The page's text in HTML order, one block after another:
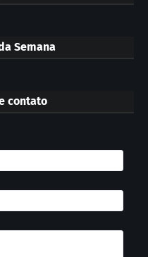
Semana
contato